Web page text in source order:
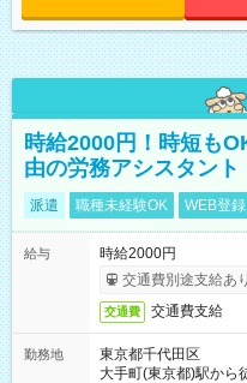
時給2000円！時短も
由の労務アシスタント
派遣 職種未経験OK WEB登
給与
時給2000円
交通費別途支給あり
交通費 交通費支給
勤務地
東京都千代田区
大手町(東京都)駅から